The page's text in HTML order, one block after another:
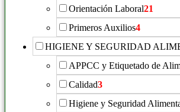
Orientación Laboral21
Primeros Auxilios4
HIGIENE Y SEGURIDAD
APPCC y Etiquetado de
Calidad3
Higiene y Seguridad